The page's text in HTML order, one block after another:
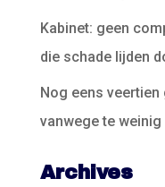
Kabinet: geen
die schade lijden
Nog eens
vanwege te
Archives